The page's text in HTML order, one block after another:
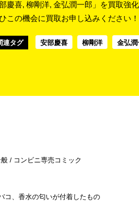
慶喜, 柳剛洋, 金弘潤一郎」を買取強
この機会に買取お申し込みください！
連タグ 安部慶喜 柳剛洋 金弘潤
/ コンビニ専売コミック
コ、香水の匂いが付着したもの